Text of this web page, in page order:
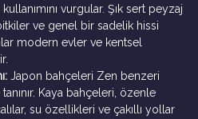
vurgular. Şık sert peyzaj
ve genel bir sadelik hissi
modern evler ve kentsel
Japon bahçeleri Zen benzeri
Kaya bahçeleri, özenle
su özellikleri ve çakıllı yollar